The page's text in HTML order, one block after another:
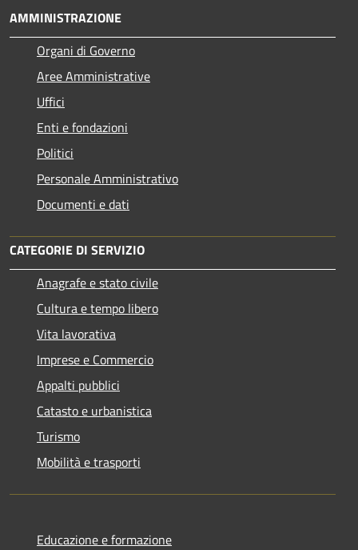
AMMINISTRAZIONE
Organi di Governo
Aree Amministrative
Uffici
Enti e fondazioni
Politici
Personale Amministrativo
Documenti e dati
CATEGORIE DI SERVIZIO
Anagrafe e stato civile
Cultura e tempo libero
Vita lavorativa
Imprese e Commercio
Appalti pubblici
Catasto e urbanistica
Turismo
Mobilità e trasporti
Educazione e formazione